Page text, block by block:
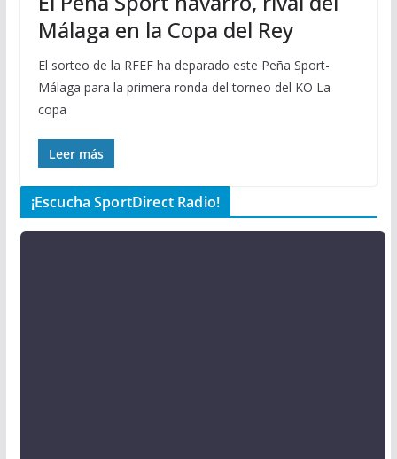
Málaga en la Copa del Rey
El sorteo de la RFEF ha deparado este Peña Sport-
Málaga para la primera ronda del torneo del KO La
copa
Leer más
¡Escucha SportDirect Radio!